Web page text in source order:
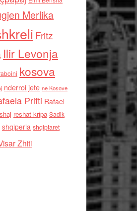
Merlika
Fritz
Ilir Levonja
kosova
nderroi jete ne Kosove
Prifti Rafael
reshat kripa Sadik
shqiperia shqiptaret
Zhiti